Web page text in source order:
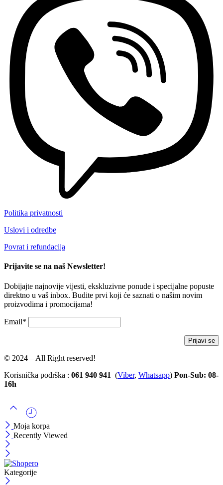
Politika privatnosti
Uslovi i odredbe
Povrat i refundacija
Prijavite se na naš Newsletter!
Dobijajte najnovije vijesti, ekskluzivne ponude i specijalne popuste
direktno u vaš inbox. Budite prvi koji će saznati o našim novim
proizvodima i promocijama!
Email*
© 2024 – All Right reserved!
Korisnička podrška : 061 940 941 (Viber, Whatsapp) Pon-Sub: 08-
16h
Moja korpa
Recently Viewed
Kategorije